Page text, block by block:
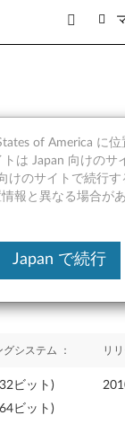
ー
システム ： リ
ビット)
ビット)
of America に位
は Japan 向けのサ
けのサイトで続行
報と異なる場合があ
Japan で続行